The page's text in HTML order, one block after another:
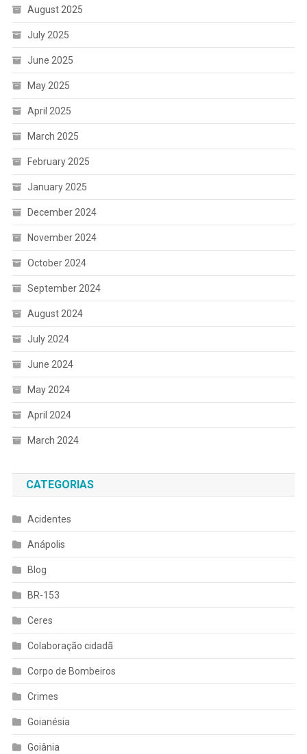
August 2025
July 2025
June 2025
May 2025
April 2025
March 2025
February 2025
January 2025
December 2024
November 2024
October 2024
September 2024
August 2024
July 2024
June 2024
May 2024
April 2024
March 2024
CATEGORIAS
Acidentes
Anápolis
Blog
BR-153
Ceres
Colaboração cidadã
Corpo de Bombeiros
Crimes
Goianésia
Goiânia